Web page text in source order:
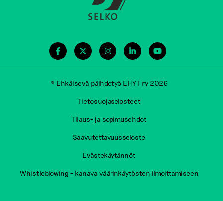
© Ehkäisevä päihdetyö EHYT ry 2026
Tietosuojaselosteet
Tilaus- ja sopimusehdot
Saavutettavuusseloste
Evästekäytännöt
Whistleblowing – kanava väärinkäytösten ilmoittamiseen